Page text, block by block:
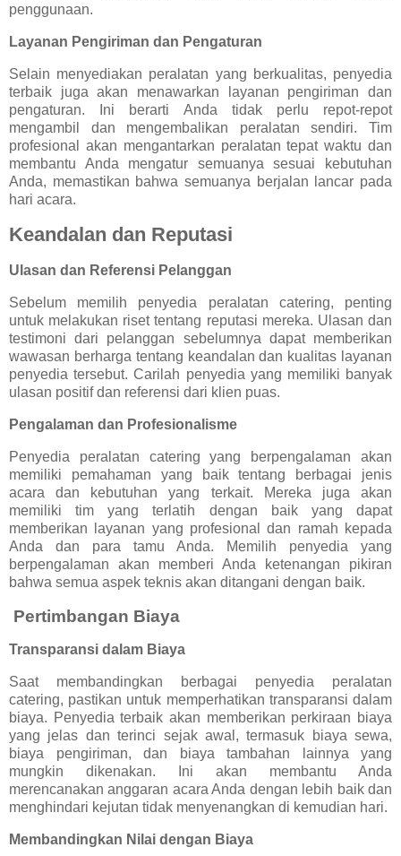
penggunaan.
Layanan Pengiriman dan Pengaturan
Selain menyediakan peralatan yang berkualitas, penyedia
terbaik juga akan menawarkan layanan pengiriman dan
pengaturan. Ini berarti Anda tidak perlu repot-repot
mengambil dan mengembalikan peralatan sendiri. Tim
profesional akan mengantarkan peralatan tepat waktu dan
membantu Anda mengatur semuanya sesuai kebutuhan
Anda, memastikan bahwa semuanya berjalan lancar pada
hari acara.
Keandalan dan Reputasi
Ulasan dan Referensi Pelanggan
Sebelum memilih penyedia peralatan catering, penting
untuk melakukan riset tentang reputasi mereka. Ulasan dan
testimoni dari pelanggan sebelumnya dapat memberikan
wawasan berharga tentang keandalan dan kualitas layanan
penyedia tersebut. Carilah penyedia yang memiliki banyak
ulasan positif dan referensi dari klien puas.
Pengalaman dan Profesionalisme
Penyedia peralatan catering yang berpengalaman akan
memiliki pemahaman yang baik tentang berbagai jenis
acara dan kebutuhan yang terkait. Mereka juga akan
memiliki tim yang terlatih dengan baik yang dapat
memberikan layanan yang profesional dan ramah kepada
Anda dan para tamu Anda. Memilih penyedia yang
berpengalaman akan memberi Anda ketenangan pikiran
bahwa semua aspek teknis akan ditangani dengan baik.
Pertimbangan Biaya
Transparansi dalam Biaya
Saat membandingkan berbagai penyedia peralatan
catering, pastikan untuk memperhatikan transparansi dalam
biaya. Penyedia terbaik akan memberikan perkiraan biaya
yang jelas dan terinci sejak awal, termasuk biaya sewa,
biaya pengiriman, dan biaya tambahan lainnya yang
mungkin dikenakan. Ini akan membantu Anda
merencanakan anggaran acara Anda dengan lebih baik dan
menghindari kejutan tidak menyenangkan di kemudian hari.
Membandingkan Nilai dengan Biaya